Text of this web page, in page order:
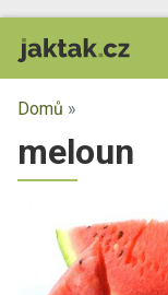
Domů »
meloun